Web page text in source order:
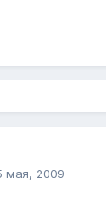
мая, 2009